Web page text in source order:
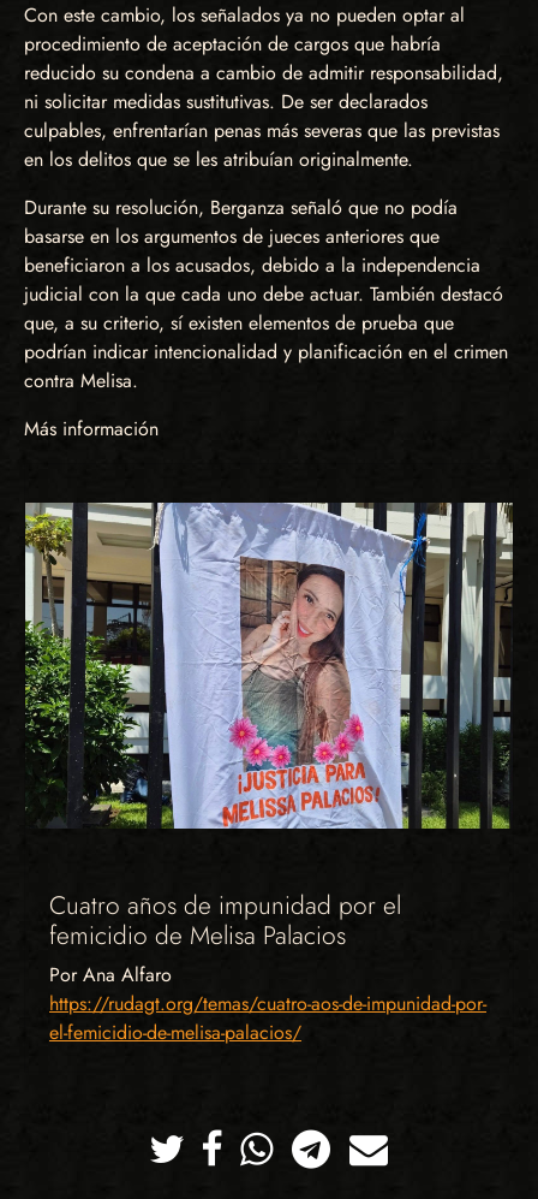
Con este cambio, los señalados ya no pueden optar al
procedimiento de aceptación de cargos que habría
reducido su condena a cambio de admitir responsabilidad,
ni solicitar medidas sustitutivas. De ser declarados
culpables, enfrentarían penas más severas que las previstas
en los delitos que se les atribuían originalmente.
Durante su resolución, Berganza señaló que no podía
basarse en los argumentos de jueces anteriores que
beneficiaron a los acusados, debido a la independencia
judicial con la que cada uno debe actuar. También destacó
que, a su criterio, sí existen elementos de prueba que
podrían indicar intencionalidad y planificación en el crimen
contra Melisa.
Más información
Cuatro años de impunidad por el
femicidio de Melisa Palacios
Por Ana Alfaro
https://rudagt.org/temas/cuatro-aos-de-impunidad-por-
el-femicidio-de-melisa-palacios/
TwitterFacebookWhatsappTelegramCorreo